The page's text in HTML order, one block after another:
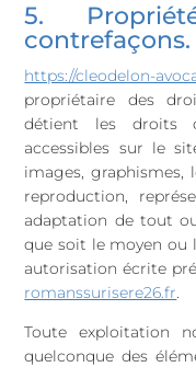
5.
contrefaçons.
https://cleodelon-
propriétaire des
détient les droits
accessibles sur le
images, graphismes,
reproduction,
adaptation de tout
que soit le moyen ou
autorisation écrite
romanssurisere26.fr.
Toute exploitation
quelconque des